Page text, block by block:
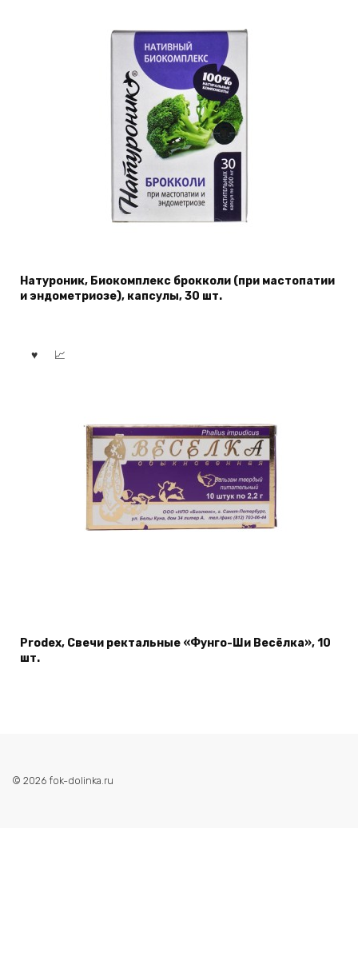
Натуроник, Биокомплекс брокколи (при мастопатии
и эндометриозе), капсулы, 30 шт.
Prodex, Свечи ректальные «Фунго-Ши Весёлка», 10
шт.
© 2026 fok-dolinka.ru